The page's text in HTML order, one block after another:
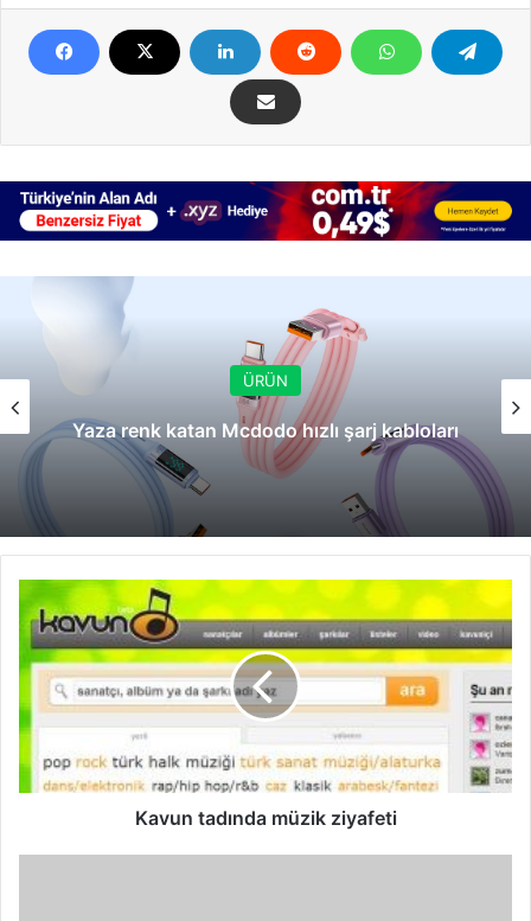
ÜRÜN
Yaza renk katan Mcdodo hızlı şarj kabloları
tadında
müzik
ziyafeti
Kavun tadında müzik ziyafeti